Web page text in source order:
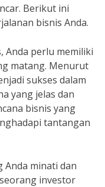
Berikut ini
bisnis Anda.
Anda perlu memiliki
matang. Menurut
sukses dalam
yang jelas dan
bisnis yang
tantangan
Anda minati dan
investor